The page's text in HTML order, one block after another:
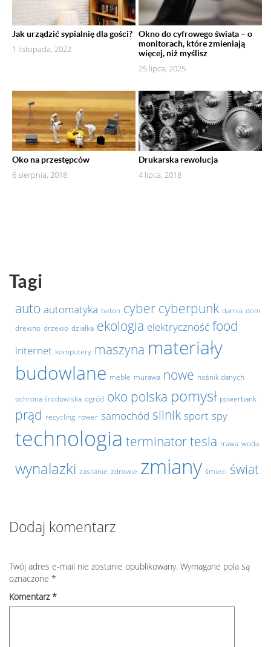
Jak urządzić sypialnię dla gości?
1 listopada, 2022
Okno do cyfrowego świata – o
monitorach, które zmieniają
więcej, niż myślisz
25 lipca, 2025
Oko na przestępców
6 sierpnia, 2018
Drukarska rewolucja
4 lipca, 2018
Tagi
auto automatyka beton cyber cyberpunk darnia dom
drewno drzewo działka ekologia elektryczność food
internet komputery maszyna materiały
budowlane meble murawa nowe nośnik danych
ochrona środowiska ogród oko polska pomysł powerbank
prąd recycling rower samochód silnik sport spy
technologia terminatortesla trawa woda
wynalazki zasilanie zdrowie zmiany śmieci świat
Dodaj komentarz
Twój adres e-mail nie zostanie opublikowany. Wymagane pola są
oznaczone *
Komentarz*